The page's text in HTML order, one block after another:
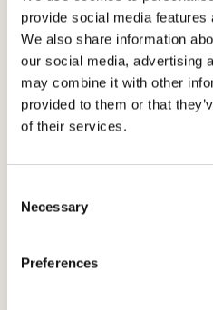
provide social media
We also share information
our social media, advertising
may combine it with other
provided to them or that
of their services.
Selection
Necessary
Preferences
Herunterladen